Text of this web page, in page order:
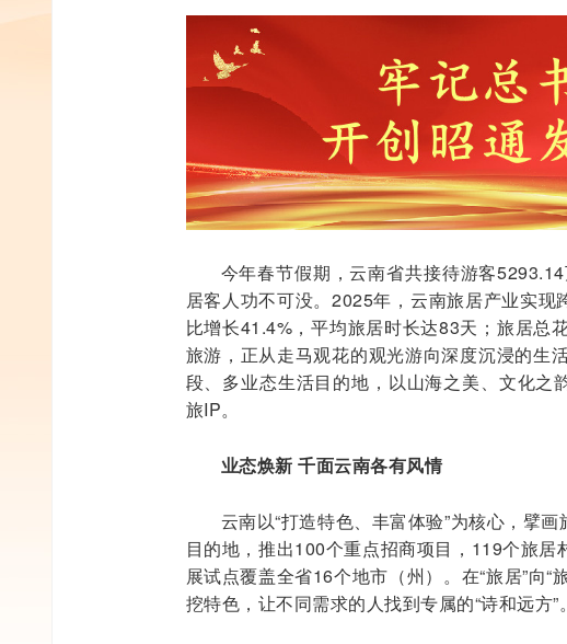
今年春节假期，云南省共接待游客
居客人功不可没。2025年，云南旅居产业实
比增长41.4%，平均旅居时长达83天；旅居总
旅游，正从走马观花的观光游向深度沉浸的生
段、多业态生活目的地，以山海之美、文化之
旅IP。
业态焕新 千面云南各有风情
云南以“打造特色、丰富体验”为核心，擘
目的地，推出100个重点招商项目，119个旅居
展试点覆盖全省16个地市（州）。在“旅居”向“
挖特色，让不同需求的人找到专属的“诗和远方”。